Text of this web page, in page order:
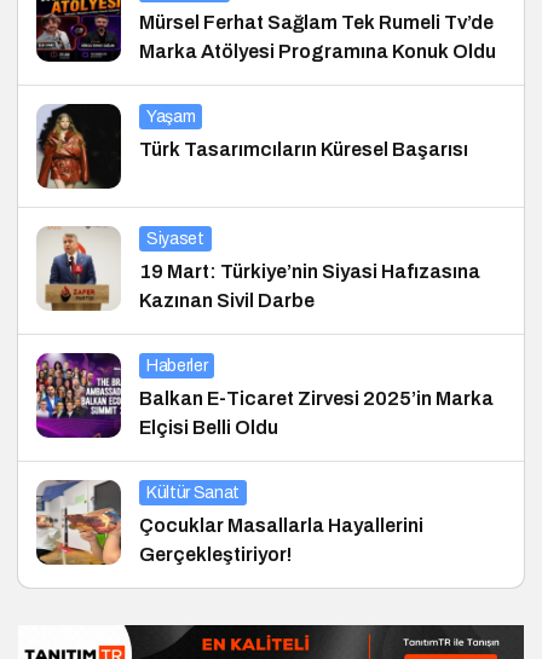
Mürsel Ferhat Sağlam Tek Rumeli Tv’de
Marka Atölyesi Programına Konuk Oldu
Yaşam
Türk Tasarımcıların Küresel Başarısı
Siyaset
19 Mart: Türkiye’nin Siyasi Hafızasına
Kazınan Sivil Darbe
Haberler
Balkan E-Ticaret Zirvesi 2025’in Marka
Elçisi Belli Oldu
Kültür Sanat
Çocuklar Masallarla Hayallerini
Gerçekleştiriyor!